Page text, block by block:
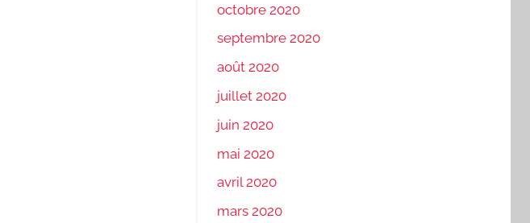
octobre 2020
septembre 2020
août 2020
juillet 2020
juin 2020
mai 2020
avril 2020
mars 2020